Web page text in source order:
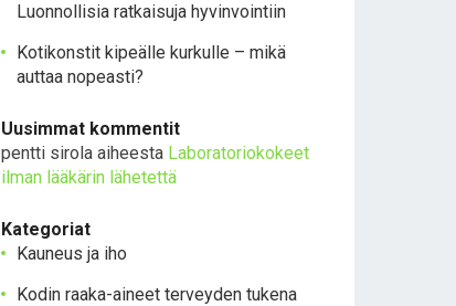
Luonnollisia ratkaisuja hyvinvointiin
Kotikonstit kipeälle kurkulle – mikä
auttaa nopeasti?
Uusimmat kommentit
pentti sirola aiheesta Laboratoriokokeet
ilman lääkärin lähetettä
Kategoriat
Kauneus ja iho
Kodin raaka-aineet terveyden tukena